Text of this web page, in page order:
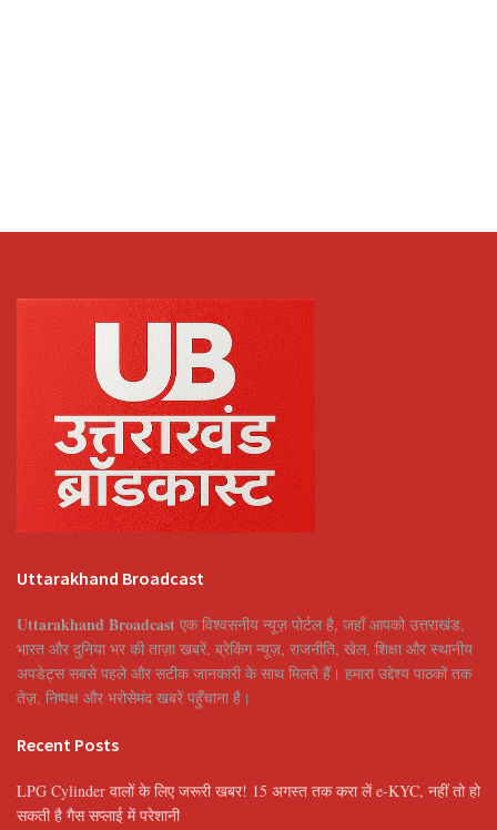
Uttarakhand Broadcast
Uttarakhand Broadcast एक विश्वसनीय न्यूज़ पोर्टल है, जहाँ आपको उत्तराखंड,
भारत और दुनिया भर की ताज़ा खबरें, ब्रेकिंग न्यूज़, राजनीति, खेल, शिक्षा और स्थानीय
अपडेट्स सबसे पहले और सटीक जानकारी के साथ मिलते हैं। हमारा उद्देश्य पाठकों तक
तेज़, निष्पक्ष और भरोसेमंद खबरें पहुँचाना है।
Recent Posts
LPG Cylinder वालों के लिए जरूरी खबर! 15 अगस्त तक करा लें e-KYC, नहीं तो हो
सकती है गैस सप्लाई में परेशानी